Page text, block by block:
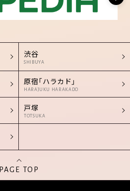
渋谷
SHIBUYA
原宿「ハラカド」
HARAJUKU HARAKADO
戸塚
TOTSUKA
PAGE TOP